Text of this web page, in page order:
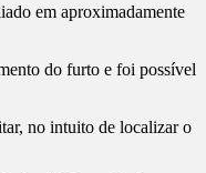
em aproximadamente
do furto e foi possível
no intuito de localizar o